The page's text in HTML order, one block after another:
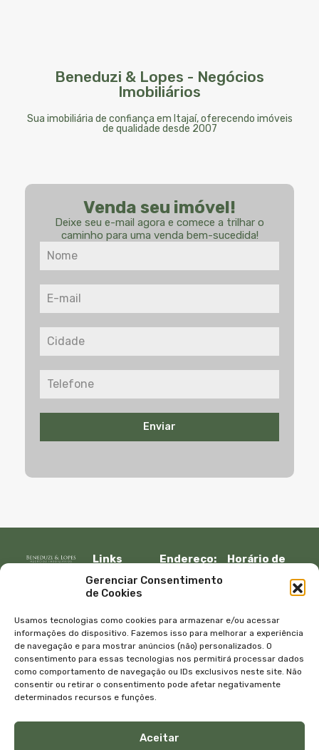
Gerenciar Consentimento
de Cookies
Usamos tecnologias como cookies para armazenar e/ou acessar
informações do dispositivo. Fazemos isso para melhorar a experiência
de navegação e para mostrar anúncios (não) personalizados. O
consentimento para essas tecnologias nos permitirá processar dados
como comportamento de navegação ou IDs exclusivos neste site. Não
consentir ou retirar o consentimento pode afetar negativamente
determinados recursos e funções.
Aceitar
Beneduzi & Lopes - Negócios
Imobiliários
Sua imobiliária de confiança em Itajaí, oferecendo imóveis
de qualidade desde 2007
Venda seu imóvel!
Deixe seu e-mail agora e comece a trilhar o
caminho para uma venda bem-sucedida!
Enviar
Links
Início
Imóveis
Empresa
Equipe
Blog
Contato
Política de
privacidade
Endereço:
Muller, 917 –
CEP 88301-
401
Telefone:
+55 47
3045-4070
+55 47
99615-9333
Horário de
13:30 – 18:00
Sábado e
domingo
com
agendamento